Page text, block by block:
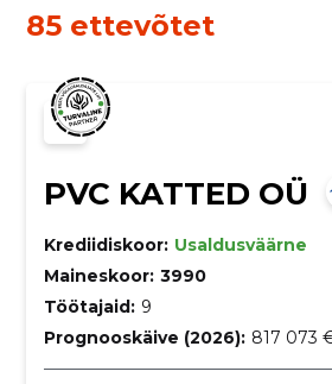
85 ettevõtet
PVC KATTED OÜ
Krediidiskoor: Usaldusväärne
Maineskoor: 3990
Töötajaid: 9
Prognooskäive (2026): 817 073